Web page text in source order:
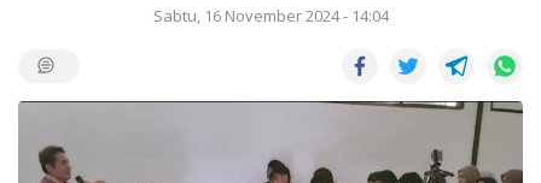
Sabtu, 16 November 2024 - 14:04